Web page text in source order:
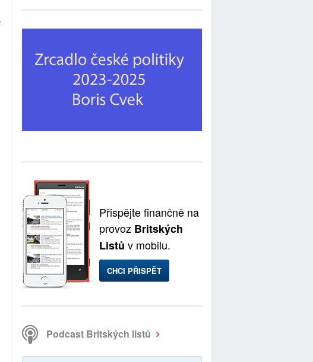
Přispějte finančně na
provoz Britských
Listů v mobilu.
CHCI PŘISPĚT
Podcast Britských listů